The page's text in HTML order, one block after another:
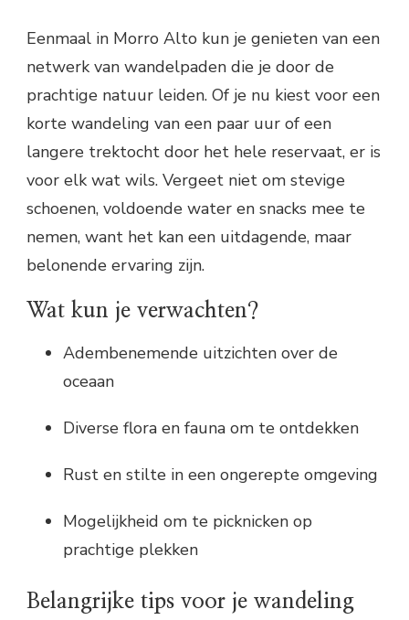
Eenmaal in Morro Alto kun je genieten van een
netwerk van wandelpaden die je door de
prachtige natuur leiden. Of je nu kiest voor een
korte wandeling van een paar uur of een
langere trektocht door het hele reservaat, er is
voor elk wat wils. Vergeet niet om stevige
schoenen, voldoende water en snacks mee te
nemen, want het kan een uitdagende, maar
belonende ervaring zijn.
Wat kun je verwachten?
Adembenemende uitzichten over de
oceaan
Diverse flora en fauna om te ontdekken
Rust en stilte in een ongerepte omgeving
Mogelijkheid om te picknicken op
prachtige plekken
Belangrijke tips voor je wandeling